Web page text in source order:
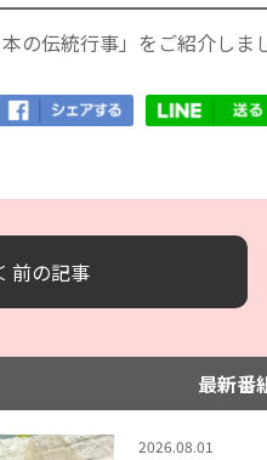
の伝統行事」をご紹介しま
前の記事
最新番
2026.08.01